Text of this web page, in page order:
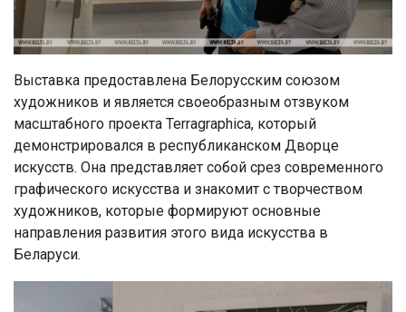
Выставка предоставлена Белорусским союзом
художников и является своеобразным отзвуком
масштабного проекта Terragraphica, который
демонстрировался в республиканском Дворце
искусств. Она представляет собой срез современного
графического искусства и знакомит с творчеством
художников, которые формируют основные
направления развития этого вида искусства в
Беларуси.